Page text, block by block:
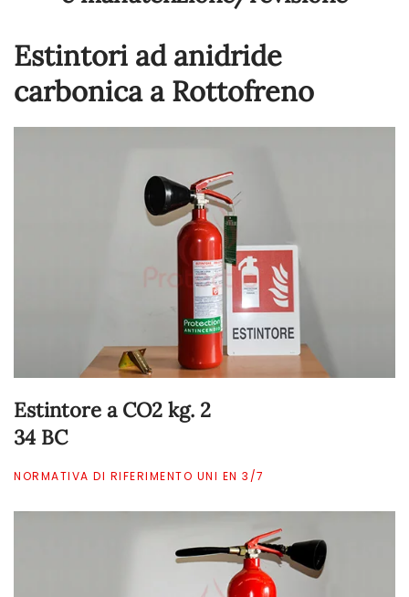
Estintori ad anidride
carbonica a Rottofreno
Estintore a CO2 kg. 2
34 BC
NORMATIVA DI RIFERIMENTO UNI EN 3/7